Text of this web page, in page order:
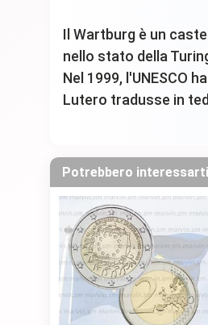
Il Wartburg è un
nello stato della
Nel 1999, l'UNESCO
Lutero tradusse in
Potrebbero